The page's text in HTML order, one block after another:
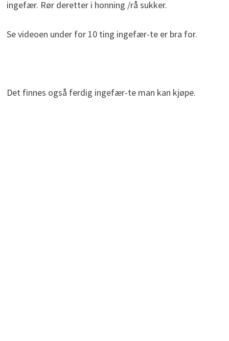
ingefær. Rør deretter i honning /rå sukker.
Se videoen under for 10 ting ingefær-te er bra for.
Det finnes også ferdig ingefær-te man kan kjøpe.